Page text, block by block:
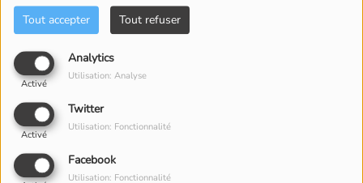
Tout accepter Tout refuser
Analytics
Activé
Utilisation: Analyse
Twitter
Activé
Utilisation: Fonctionnalité
Facebook
Utilisation: Fonctionnalité